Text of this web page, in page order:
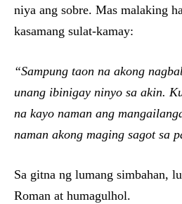
niya ang sobre. Mas malaking
kasamang sulat-kamay:
“Sampung taon na akong
unang ibinigay ninyo sa akin.
na kayo naman ang
naman akong maging sagot sa
Sa gitna ng lumang simbahan,
Roman at humagulhol.